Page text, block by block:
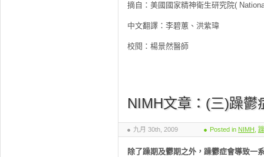
摘自：美國國家精神衛生研究院(
中文翻譯：李碧蕙、洪紫瑋
校閱：楊景然醫師
NIMH文章：(三)躁鬱
九月 30th, 2009 Posted in NIMH
除了躁期及鬱期之外，躁鬱症會導致一